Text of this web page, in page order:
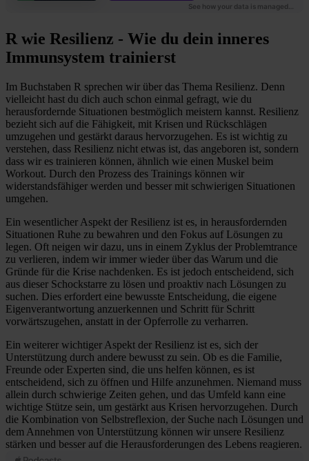
R wie Resilienz - Wie du dein inneres
Immunsystem trainierst
Im Buchstaben R sprechen wir über das Thema Resilienz. Denn
vielleicht hast du dich auch schon einmal gefragt, wie du
herausfordernde Situationen bestmöglich meistern kannst. Resilienz
bezieht sich auf die Fähigkeit, mit Krisen und Rückschlägen
umzugehen und gestärkt daraus hervorzugehen. Es ist wichtig zu
verstehen, dass Resilienz nicht etwas ist, das angeboren ist, sondern
dass wir es trainieren können, ähnlich wie einen Muskel beim
Workout. Durch den Prozess des Trainings können wir
widerstandsfähiger werden und besser mit schwierigen Situationen
umgehen.
Ein wesentlicher Aspekt der Resilienz ist es, in herausfordernden
Situationen Ruhe zu bewahren und den Fokus auf Lösungen zu
legen. Oft neigen wir dazu, uns in einem Zyklus der Problemtrance
zu verlieren, indem wir immer wieder über das Warum und die
Gründe für die Krise nachdenken. Es ist jedoch entscheidend, sich
aus dieser Schockstarre zu lösen und proaktiv nach Lösungen zu
suchen. Dies erfordert eine bewusste Entscheidung, die eigene
Eigenverantwortung anzuerkennen und Schritt für Schritt
vorwärtszugehen, anstatt in der Opferrolle zu verharren.
Ein weiterer wichtiger Aspekt der Resilienz ist es, sich der
Unterstützung durch andere bewusst zu sein. Ob es die Familie,
Freunde oder Experten sind, die uns helfen können, es ist
entscheidend, sich zu öffnen und Hilfe anzunehmen. Niemand muss
allein durch schwierige Zeiten gehen, und das Umfeld kann eine
wichtige Stütze sein, um gestärkt aus Krisen hervorzugehen. Durch
die Kombination von Selbstreflexion, der Suche nach Lösungen und
dem Annehmen von Unterstützung können wir unsere Resilienz
stärken und besser auf die Herausforderungen des Lebens reagieren.